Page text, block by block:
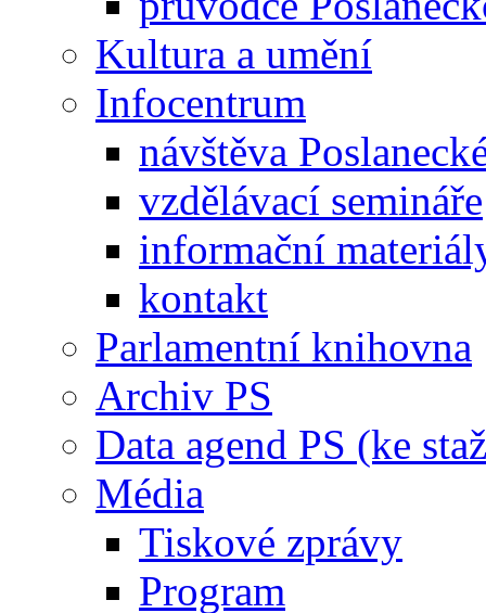
Kultura a umění
Infocentrum
návštěva
vzdělávací semináře
informační
kontakt
Parlamentní knihovna
Archiv PS
Data agend PS (ke
Média
Tiskové zprávy
Program